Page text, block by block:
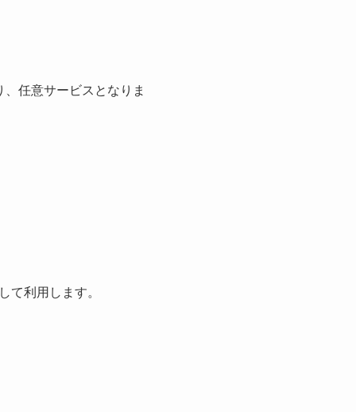
任意サービスとなりま
て利用します。